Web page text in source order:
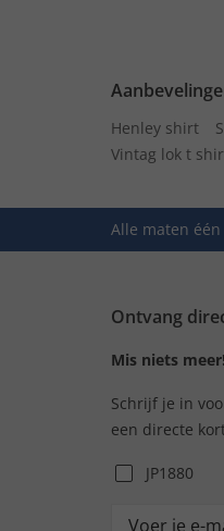
Henley shirt
Vintag lok t
Alle maten
Ontvang
Mis niets meer!
Schrijf je in
een directe
JP1880